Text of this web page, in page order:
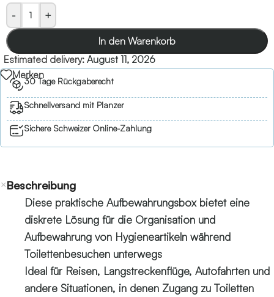
- +
In den Warenkorb
Estimated delivery: August 11, 2026
Merken
30 Tage Rückgaberecht
Schnellversand mit Planzer
Sichere Schweizer Online-Zahlung
Beschreibung
Diese praktische Aufbewahrungsbox bietet eine
diskrete Lösung für die Organisation und
Aufbewahrung von Hygieneartikeln während
Toilettenbesuchen unterwegs
Ideal für Reisen, Langstreckenflüge, Autofahrten und
andere Situationen, in denen Zugang zu Toiletten